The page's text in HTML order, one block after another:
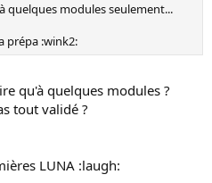
quelques modules seulement...
prépa :wink2:
qu'à quelques modules ?
tout validé ?
LUNA :laugh: